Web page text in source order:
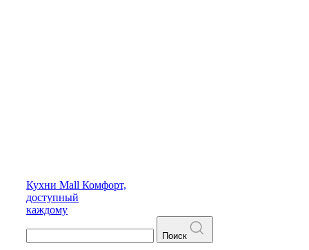
Кухни Mall Комфорт,
доступный
каждому
Поиск